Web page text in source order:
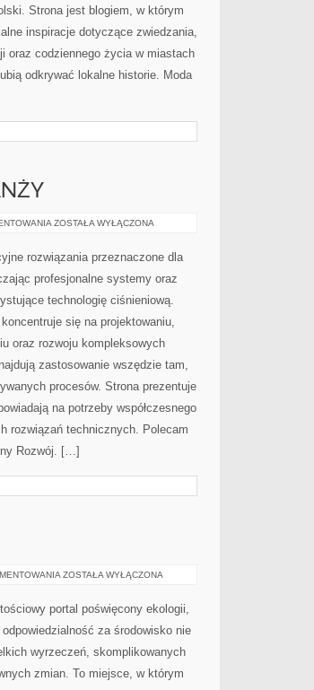
Strona jest blogiem, w którym
inspiracje dotyczące zwiedzania,
oraz codziennego życia w miastach
odkrywać lokalne historie. Moda
WYZWANIA
BRANŻY
ZOSTAŁA WYŁĄCZONA
rozwiązania przeznaczone dla
profesjonalne systemy oraz
technologię ciśnieniową.
się na projektowaniu,
oraz rozwoju kompleksowych
zastosowanie wszędzie tam,
procesów. Strona prezentuje
na potrzeby współczesnego
rozwiązań technicznych. Polecam
Rozwój. […]
RECYKLING
ZOSTAŁA WYŁĄCZONA
portal poświęcony ekologii,
za środowisko nie
wyrzeczeń, skomplikowanych
zmian. To miejsce, w którym